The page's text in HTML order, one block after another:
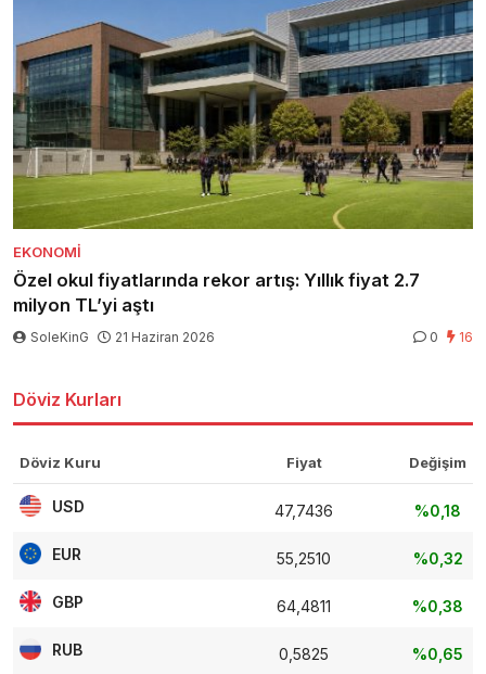
EKONOMI
Özel okul fiyatlarında rekor artış: Yıllık fiyat 2.7
milyon TL’yi aştı
SoleKinG 21 Haziran 2026 0 16
Döviz Kurları
Döviz Kuru Fiyat Değişim
USD 47,7436 %0,18
EUR 55,2510 %0,32
GBP 64,4811 %0,38
RUB 0,5825 %0,65